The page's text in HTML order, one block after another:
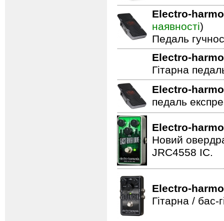
Electro-
наявності)
Педаль
Electro-
Гітарна
Electro-
педаль
Electro-
Новий
JRC4558 IC.
Electro-
Гітарна /